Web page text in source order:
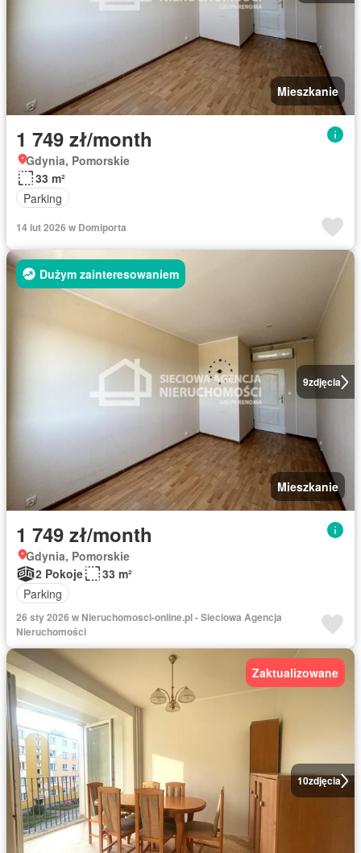
Mieszkanie
1 749 zł/month
Gdynia, Pomorskie
33 m²
Parking
14 lut 2026 w Domiporta
9zdjęcia
Dużym zainteresowaniem
Mieszkanie
1 749 zł/month
Gdynia, Pomorskie
2 Pokoje
33 m²
Parking
26 sty 2026 w Nieruchomosci-online.pl - Sieciowa Agencja
Nieruchomości
10zdjęcia
Zaktualizowane